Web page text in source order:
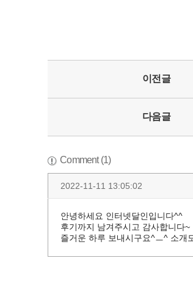
이전글
다음글
Comment (1)
2022-11-11 13:05:02
안녕하세요 인터넷달인입니다^^
후기까지 남겨주시고 감사합니다~
즐거운 하루 보내시구요^ㅡ^ 소개